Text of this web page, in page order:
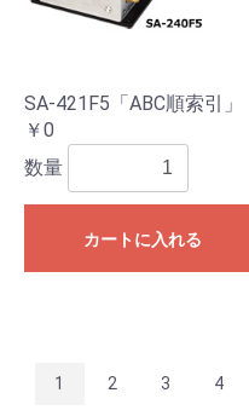
SA-421F5「ABC順索引」
￥0
数量
カートに入れる
1 2 3 4